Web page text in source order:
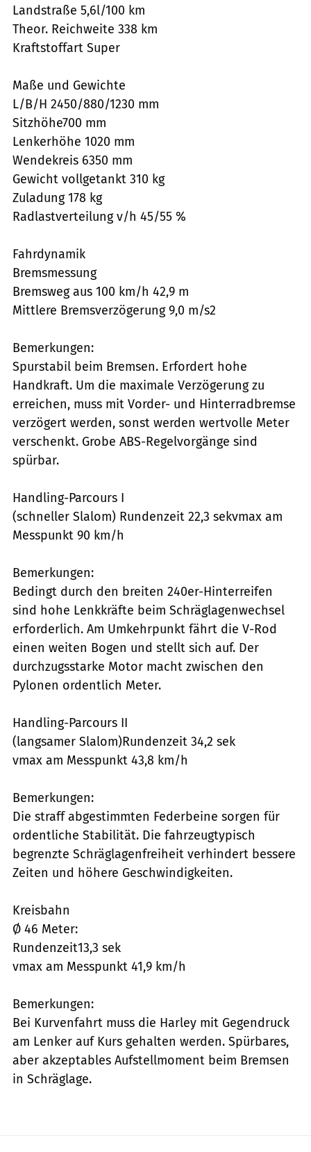
Landstraße 5,6l/100 km
Theor. Reichweite 338 km
Kraftstoffart Super
Maße und Gewichte
L/B/H 2450/880/1230 mm
Sitzhöhe700 mm
Lenkerhöhe 1020 mm
Wendekreis 6350 mm
Gewicht vollgetankt 310 kg
Zuladung 178 kg
Radlastverteilung v/h 45/55 %
Fahrdynamik
Bremsmessung
Bremsweg aus 100 km/h 42,9 m
Mittlere Bremsverzögerung 9,0 m/s2
Bemerkungen:
Spurstabil beim Bremsen. Erfordert hohe
Handkraft. Um die maximale Verzögerung zu
erreichen, muss mit Vorder- und Hinterradbremse
verzögert werden, sonst werden wertvolle Meter
verschenkt. Grobe ABS-Regelvorgänge sind
spürbar.
Handling-Parcours I
(schneller Slalom) Rundenzeit 22,3 sekvmax am
Messpunkt 90 km/h
Bemerkungen:
Bedingt durch den breiten 240er-Hinterreifen
sind hohe Lenkkräfte beim Schräglagenwechsel
erforderlich. Am Umkehrpunkt fährt die V-Rod
einen weiten Bogen und stellt sich auf. Der
durchzugsstarke Motor macht zwischen den
Pylonen ordentlich Meter.
Handling-Parcours II
(langsamer Slalom)Rundenzeit 34,2 sek
vmax am Messpunkt 43,8 km/h
Bemerkungen:
Die straff abgestimmten Federbeine sorgen für
ordentliche Stabilität. Die fahrzeugtypisch
begrenzte Schräglagenfreiheit verhindert bessere
Zeiten und höhere Geschwindigkeiten.
Kreisbahn
Ø 46 Meter:
Rundenzeit13,3 sek
vmax am Messpunkt 41,9 km/h
Bemerkungen:
Bei Kurvenfahrt muss die Harley mit Gegendruck
am Lenker auf Kurs gehalten werden. Spürbares,
aber akzeptables Aufstellmoment beim Bremsen
in Schräglage.